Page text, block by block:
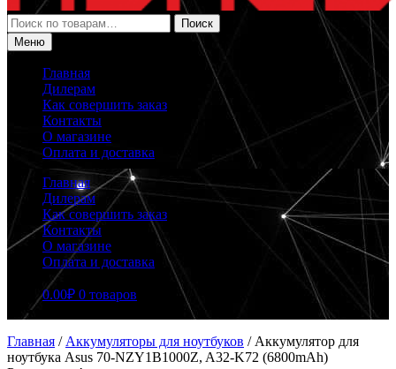
Искать:
Поиск
Меню
Главная
Дилерам
Как совершить заказ
Контакты
О магазине
Оплата и доставка
Главная
Дилерам
Как совершить заказ
Контакты
О магазине
Оплата и доставка
0.00₽ 0 товаров
Главная / Аккумуляторы для ноутбуков / Аккумулятор для
ноутбука Asus 70-NZY1B1000Z, A32-K72 (6800mAh)